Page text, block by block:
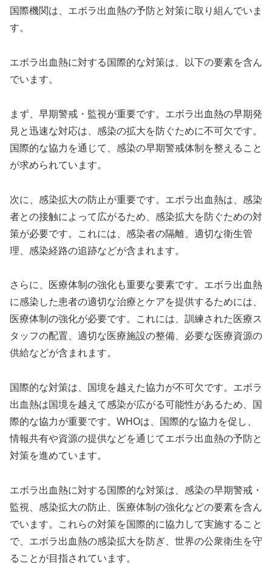
国際機関は、エボラ出血熱の予防と対策に取り組んでいま
す。
エボラ出血熱に対する国際的な対策は、以下の要素を含ん
でいます。
まず、早期警戒・監視が重要です。エボラ出血熱の早期発
見と迅速な対応は、感染の拡大を防ぐために不可欠です。
国際的な協力を通じて、感染の早期警戒体制を整えること
が求められています。
次に、感染拡大の防止が重要です。エボラ出血熱は、感染
者との接触によって広がるため、感染拡大を防ぐための対
策が必要です。これには、感染者の隔離、適切な衛生管
理、感染経路の追跡などが含まれます。
さらに、医療体制の強化も重要な要素です。エボラ出血熱
に感染した患者の適切な治療とケアを提供するためには、
医療体制の強化が必要です。これには、訓練された医療ス
タッフの配置、適切な医療施設の整備、必要な医療資源の
供給などが含まれます。
国際的な対策は、国境を越えた協力が不可欠です。エボラ
出血熱は国境を越えて感染が広がる可能性があるため、国
際的な協力が重要です。WHOは、国際的な協力を促し、
情報共有や資源の提供などを通じてエボラ出血熱の予防と
対策を進めています。
エボラ出血熱に対する国際的な対策は、感染の早期警戒・
監視、感染拡大の防止、医療体制の強化などの要素を含ん
でいます。これらの対策を国際的に協力して実施すること
で、エボラ出血熱の感染拡大を防ぎ、世界の公衆衛生を守
ることが目指されています。